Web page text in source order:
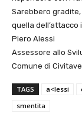
Sarebbero
quella
Piero Alessi
Assessore allo
Comune di
TAGS a<lessi
smentita